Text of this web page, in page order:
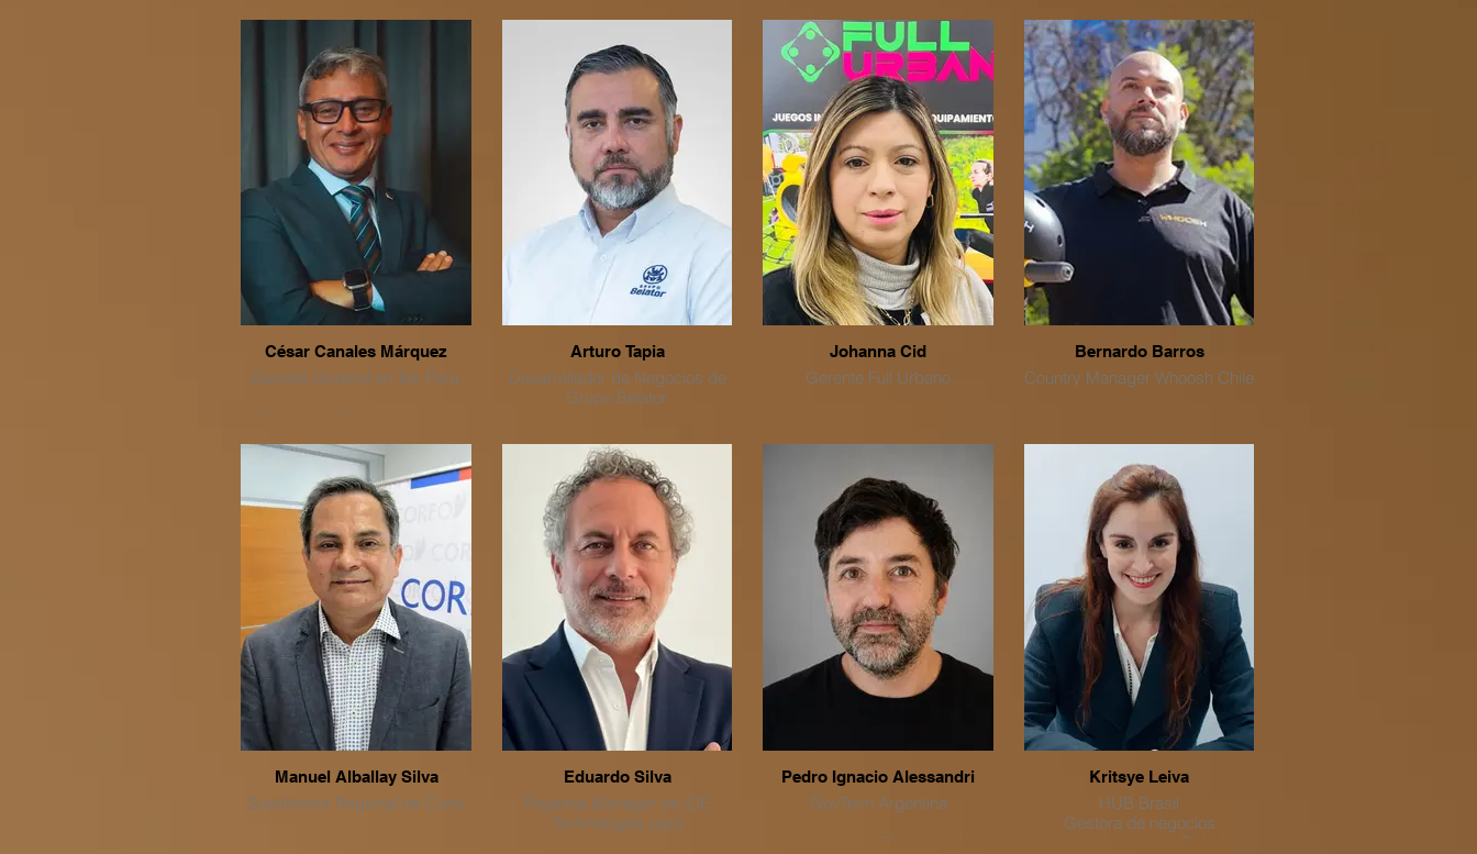
liderazgo académico, con más
de 30 años de experiencia en el
sistema de salud chileno y en
educación superior.
Ha dirigido servicios de salud,
divisiones ministeriales,
secretarias ministeriales de
salud, direcciones municipales
y universitarias, impulsando
mejoras en acceso, calidad,
equidad y continuidad de la
atención, reducción de listas de
espera, fortalecimiento de
infraestructura y desarrollo del
capital humano.
Cuenta con sólida experiencia
en gestión universitaria,
clínicos, acreditación, diseño
docencia en pre y postgrado.
Posee además una extensa
trayectoria en salud
ocupacional y prevención de
riesgos laborales, participando
activamente en reformas
estructurales del sistema de
seguridad social y de salud.
César Canales Márquez
Gerente General en Tek Perú.
20 años de Experiencia en el
aplicando tecnología para
Sistemas Inteligentes de
Transportes.
Arturo Tapia
Desarrollador de Negocios de
Grupo Belator.
Seguridad con 25 años de
trayectoria. Formación inicial en
Ejército de Chile, Operaciones
de Seguridad Avanzada e
Infraestructuras Estrategicas,
Escolta de Cargas valiosas,
reconocimiento y Análisis de
Información en Medio Oriente
por 12 años. Director de
Academia de Entrenamiento y
capacitación para Policías
Federales y Policías
Penitenciarios en México por 4
años. Director de Programas
de Gobierno en Estados
Unidos por 3 años.
Johanna Cid
Gerente Full Urbano
Bernardo Barros
Country Manager Whoosh Chile
Manuel Alballay Silva
Subdirector Regional de Corfo
Eduardo Silva
Regional Manager de IDE
Technologies para
Latinoamérica
Pedro Ignacio Alessandri
GovTech Argentina
Ingeniero en Sistemas de
Kritsye Leiva
HUB Brasil
Gestora de negocios
internacionales de Cidade